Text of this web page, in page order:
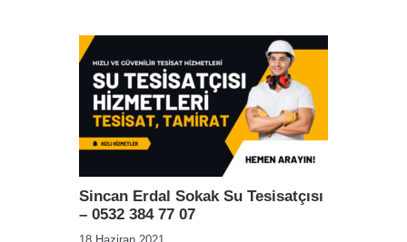
Sincan Erdal Sokak Su Tesisatçısı
– 0532 384 77 07